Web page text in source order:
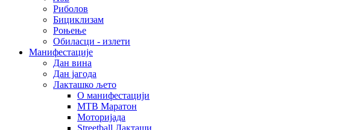
Риболов
Бициклизам
Роњење
Обиласци - излети
Манифестације
Дан вина
Дан јагода
Лакташко љето
О манифестацији
MTB Маратон
Моторијада
Streetball Лакташи